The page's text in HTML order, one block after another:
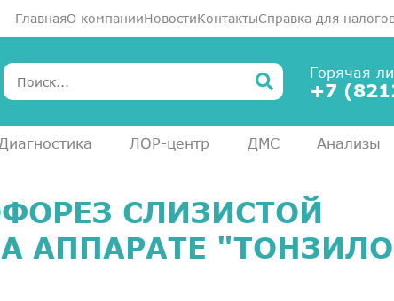
ГлавнаяО компанииНовостиКонтактыСправка для
Горячая
+7
Диагностика ЛОР-центр ДМС Анализы
СЛИЗИСТОЙ
АППАРАТЕ